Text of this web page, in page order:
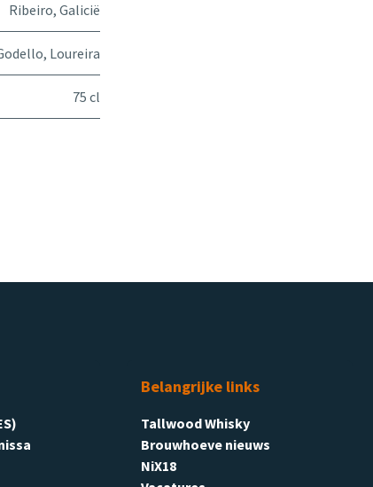
Ribeiro, Galicië
, Loureira
75 cl
Belangrijke links
Tallwood Whisky
Brouwhoeve nieuws
NiX18